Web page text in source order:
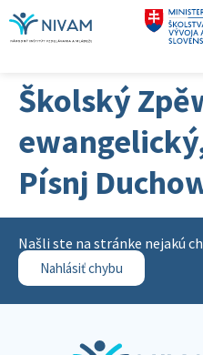
Školský
Písnj
Našli ste na stránke nejakú
Nahlásiť chybu